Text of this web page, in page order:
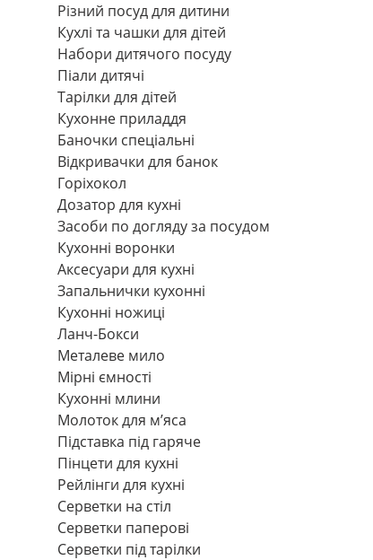
Різний посуд для дитини
Кухлі та чашки для дітей
Набори дитячого посуду
Піали дитячі
Тарілки для дітей
Кухонне приладдя
Баночки спеціальні
Відкривачки для банок
Горіхокол
Дозатор для кухні
Засоби по догляду за посудом
Кухонні воронки
Аксесуари для кухні
Запальнички кухонні
Кухонні ножиці
Ланч-Бокси
Металеве мило
Мірні ємності
Кухонні млини
Молоток для м’яса
Підставка під гаряче
Пінцети для кухні
Рейлінги для кухні
Серветки на стіл
Серветки паперові
Серветки під тарілки